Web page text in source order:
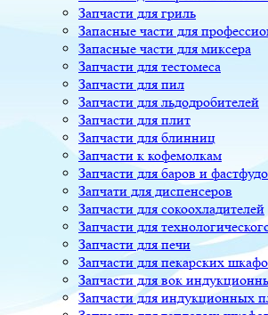
Запчасти для гриль
Запасные части для
Запасные части для миксера
Запчасти для тестомеса
Запчасти для пил
Запчасти для льдодробителей
Запчасти для плит
Запчасти для блинниц
Запчасти к кофемолкам
Запчасти для баров и
Запчати для диспенсеров
Запчасти для сокоохладителей
Запчасти для
Запчасти для печи
Запчасти для пекарских
Запчасти для вок
Запчасти для индукционных